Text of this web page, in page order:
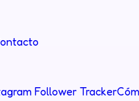
Follower Tracker